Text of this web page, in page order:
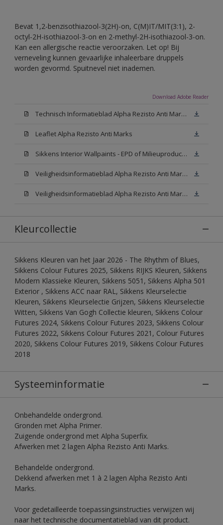
Bevat 1,2-benzisothiazool-3(2H)-on, C(M)IT/MIT(3:1), 2-
octyl-2H-isothiazool-3-on en 2-methyl-2H-isothiazool-3-on.
Kan een allergische reactie veroorzaken. Let op! Bij
verneveling kunnen gevaarlijke inhaleerbare druppels
worden gevormd. Spuitnevel niet inademen.
Download Adobe Reader
Technisch Informatieblad Alpha Rezisto Anti Marks (PDF)
Leaflet Alpha Rezisto Anti Marks
Sikkens Interior Wallpaints - EPD of Milieuproductverklaring
Veiligheidsinformatieblad Alpha Rezisto Anti Marks Mat White W05 (MSDS)
Veiligheidsinformatieblad Alpha Rezisto Anti Marks Mat N00 (MSDS)
Kleurcollectie
Sikkens Kleuren van het Jaar 2026 - The Rhythm of Blues,
Sikkens Colour Futures 2025, Sikkens RIJKS Kleuren, Sikkens
Modern Klassieke Kleuren, Sikkens 5051, Sikkens Alpha 501
Exterior , Sikkens ACC naar RAL, Sikkens Kleurselectie
Kleuren, Sikkens Kleurselectie Grijzen, Sikkens Kleurselectie
Witten, Sikkens Van Gogh Collectie kleuren, Sikkens Colour
Futures 2024, Sikkens Colour Futures 2023, Sikkens Colour
Futures 2022, Sikkens Colour Futures 2021, Colour Futures
2020, Sikkens Colour Futures 2019, Sikkens Colour Futures
2018
Systeeminformatie
Onbehandelde ondergrond.
Gronden met Alpha Primer.
Zuigende ondergrond met Alpha Superfix.
Afwerken met 2 lagen Alpha Rezisto Anti Marks.
Behandelde ondergrond.
Dekkend afwerken met 1 à 2 lagen Alpha Rezisto Anti
Marks.
Voor gedetailleerde toepassingsinstructies verwijzen wij
naar het technische documentatieblad van dit product.